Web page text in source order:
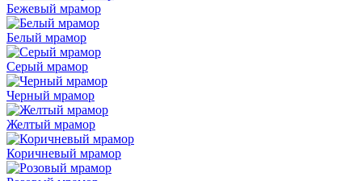
Бежевый мрамор
Белый мрамор
Серый мрамор
Черный мрамор
Желтый мрамор
Коричневый мрамор